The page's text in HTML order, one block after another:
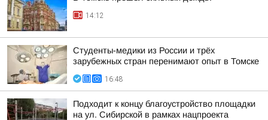
14:12
Студенты-медики из России и трёх
зарубежных стран перенимают опыт в Томске
16:48
Подходит к концу благоустройство площадки
на ул. Сибирской в рамках нацпроекта